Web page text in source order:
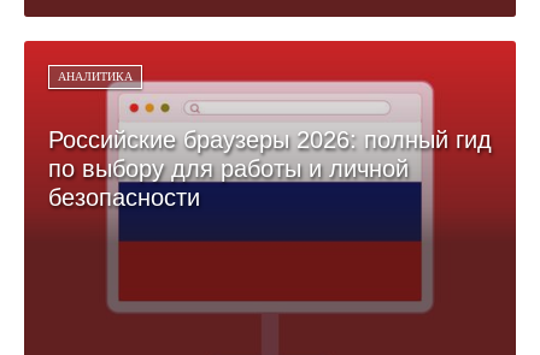
АНАЛИТИКА
Российские браузеры 2026: полный гид
по выбору для работы и личной
безопасности